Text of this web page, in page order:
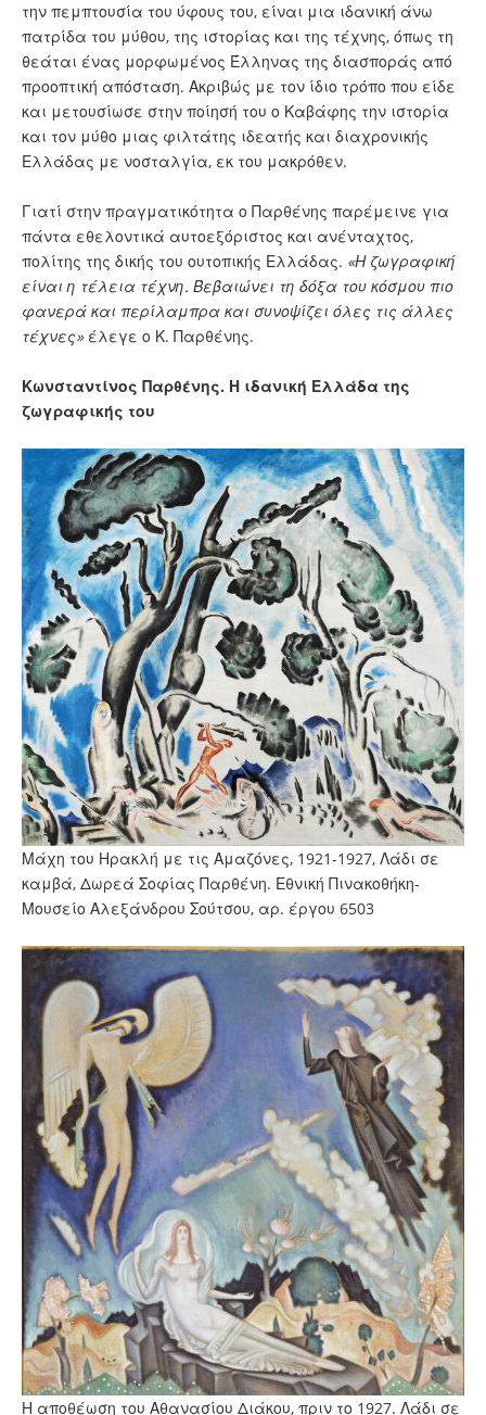
την πεμπτουσία του ύφους του, είναι μια ιδανική άνω
πατρίδα του μύθου, της ιστορίας και της τέχνης, όπως τη
θεάται ένας μορφωμένος Έλληνας της διασποράς από
προοπτική απόσταση. Ακριβώς με τον ίδιο τρόπο που είδε
και μετουσίωσε στην ποίησή του ο Καβάφης την ιστορία
και τον μύθο μιας φιλτάτης ιδεατής και διαχρονικής
Ελλάδας με νοσταλγία, εκ του μακρόθεν.
Γιατί στην πραγματικότητα ο Παρθένης παρέμεινε για
πάντα εθελοντικά αυτοεξόριστος και ανένταχτος,
πολίτης της δικής του ουτοπικής Ελλάδας. «Η ζωγραφική
είναι η τέλεια τέχνη. Βεβαιώνει τη δόξα του κόσμου πιο
φανερά και περίλαμπρα και συνοψίζει όλες τις άλλες
τέχνες»έλεγε ο Κ. Παρθένης.
Κωνσταντίνος Παρθένης. Η ιδανική Ελλάδα της
ζωγραφικής του
Μάχη του Ηρακλή με τις Αμαζόνες, 1921-1927, Λάδι σε
καμβά, Δωρεά Σοφίας Παρθένη. Εθνική Πινακοθήκη-
Μουσείο Αλεξάνδρου Σούτσου, αρ. έργου 6503
Η αποθέωση του Αθανασίου Διάκου, πριν το 1927. Λάδι σε